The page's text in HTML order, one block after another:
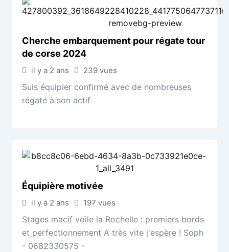
Cherche embarquement pour régate tour
de corse 2024
il y a 2 ans 239 vues
Suis équipier confirmé avec de nombreuses
régate à son actif
Équipière motivée
il y a 2 ans 197 vues
Stages macif voile la Rochelle : premiers bords
et perfectionnement A très vite j'espère ! Soph
- 0682330575 -